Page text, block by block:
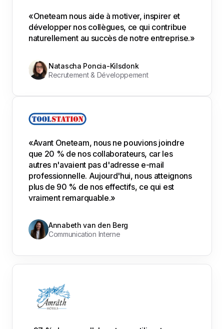
«Oneteam nous aide à motiver, inspirer et
développer nos collègues, ce qui contribue
naturellement au succès de notre entreprise.»
Natascha Poncia-Kilsdonk
Recrutement & Développement
«Avant Oneteam, nous ne pouvions joindre
que 20 % de nos collaborateurs, car les
autres n'avaient pas d'adresse e-mail
professionnelle. Aujourd'hui, nous atteignons
plus de 90 % de nos effectifs, ce qui est
vraiment remarquable.»
Annabeth van den Berg
Communication Interne